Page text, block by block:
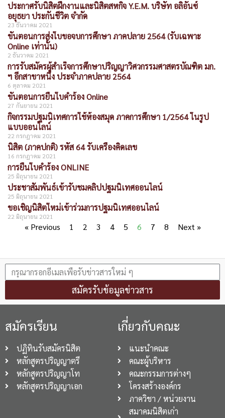
ประกาศรับนิสิตฝึกงานและนิสิตสหกิจ Y.E.M. บริษัท อลิอันซ์
อยุธยา ประกันชีวิต จำกัด
23 ธันวาคม 2021
ขั้นตอนการส่งใบขอจบการศึกษา ภาคปลาย 2564 (รับเฉพาะ
Online เท่านั้น)
2 ธันวาคม 2021
การรับสมัครผู้สำเร็จการศึกษาปริญญาวิศวกรรมศาสตรบัณฑิต มก.
ฯ อีกสาขาหนึ่ง ประจำภาคปลาย 2564
6 ตุลาคม 2021
ขั้นตอนการยื่นใบคำร้อง Online
27 กันยายน 2021
กิจกรรมปฐมนิเทศการใช้ห้องสมุด ภาคการศึกษา 1/2564 ในรูป
แบบออนไลน์
22 กรกฎาคม 2021
นิสิต (ภาคปกติ) รหัส 64 รับเครื่องคิดเลข
16 กรกฎาคม 2021
การยื่นใบคำร้อง ONLINE
25 มิถุนายน 2021
ประชาสัมพันธ์เข้ารับชมคลิปปฐมนิเทศออนไลน์
25 มิถุนายน 2021
ขอเชิญนิสิตใหม่เข้าร่วมการปฐมนิเทศออนไลน์
22 มิถุนายน 2021
« Previous 1 2 3 4 5 6 7 8 Next »
สมัครรับข้อมูลข่าวสาร
สมัครเรียน
ปฏิทินรับสมัครนิสิต
หลักสูตรปริญญาตรี
หลักสูตรปริญญาโท
หลักสูตรปริญญาเอก
เกี่ยวกับคณะ
แนะนำคณะ
คณะผู้บริหาร
คณะกรรมการต่างๆ
โครงสร้างองค์กร
ภาควิชา / หน่วยงาน
สมาคมนิสิตเก่า